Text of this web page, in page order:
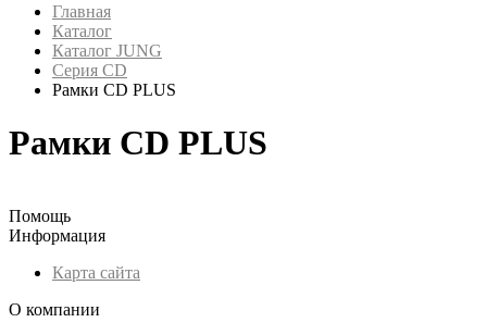
Главная
Каталог
Каталог JUNG
Серия CD
Рамки CD PLUS
Рамки CD PLUS
Помощь
Информация
Карта сайта
О компании